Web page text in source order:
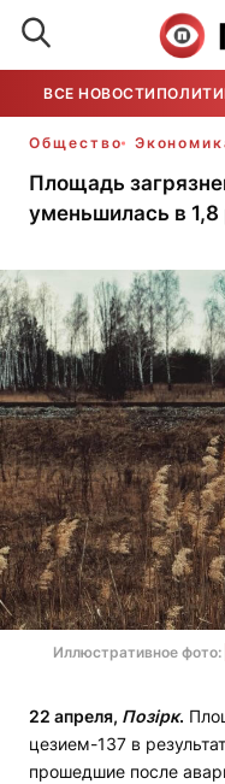
ВСЕ НОВОСТИ
Общество
Площадь
уменьшилась в
Иллюстративное фото:
22 апреля, Позірк.
цезием-137 в
прошедшие после